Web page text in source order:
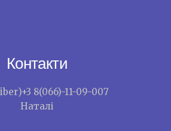
Контакти
8(066)-11-09-007
Наталі